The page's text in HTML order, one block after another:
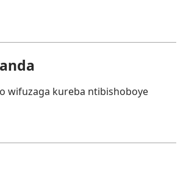
wifuzaga kureba ntibishoboye